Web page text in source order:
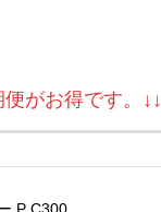
がお得です。↓↓
P C300